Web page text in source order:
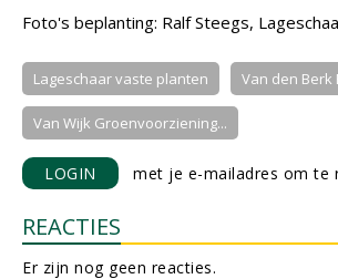
Foto's beplanting: Ralf Steegs,
Lageschaar vaste planten Van den Berk
Van Wijk Groenvoorziening...
LOGIN met je e-mailadres om te
REACTIES
Er zijn nog geen reacties.